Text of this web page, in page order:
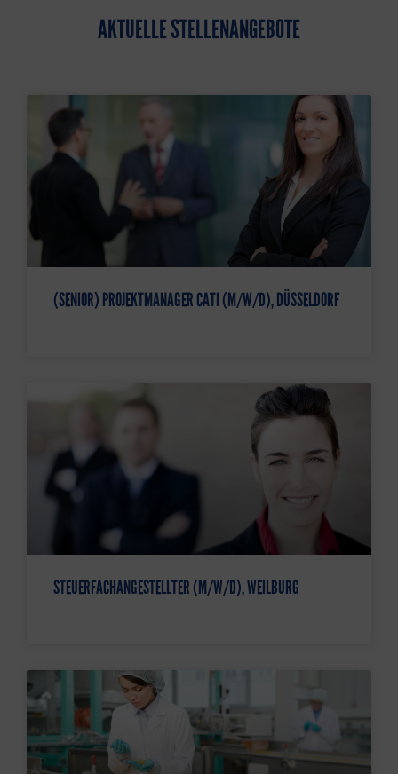
AKTUELLE STELLENANGEBOTE
(SENIOR) PROJEKTMANAGER CATI (M/W/D), DÜSSELDORF
STEUERFACHANGESTELLTER (M/W/D), WEILBURG